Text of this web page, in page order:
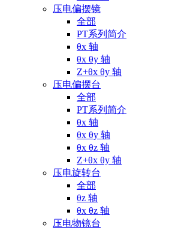
压电偏摆镜
全部
PT系列简介
θx 轴
θx θy 轴
Z+θx θy 轴
压电偏摆台
全部
PT系列简介
θx 轴
θx θy 轴
θx θz 轴
Z+θx θy 轴
压电旋转台
全部
θz 轴
θx θz 轴
压电物镜台